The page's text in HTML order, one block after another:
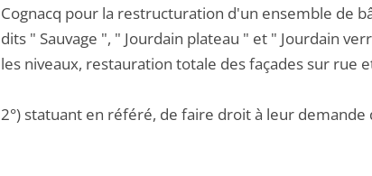
Cognacq pour la restructuration d'un ensemble de
dits " Sauvage ", " Jourdain plateau " et " Jourdain
les niveaux, restauration totale des façades sur rue
2°) statuant en référé, de faire droit à leur demande